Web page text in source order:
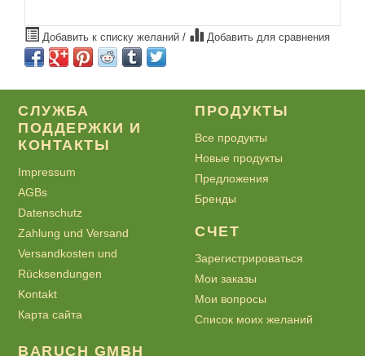
Добавить к списку желаний / Добавить для сравнения
СЛУЖБА
ПОДДЕРЖКИ И
КОНТАКТЫ
Impressum
AGBs
Datenschutz
Zahlung und Versand
Versandkosten und
Rücksendungen
Kontakt
Карта сайта
ПРОДУКТЫ
Все продукты
Новые продукты
Предложения
Бренды
СЧЕТ
Зарегистрироваться
Мои заказы
Мои вопросы
Список моих желаний
BARUCH GMBH